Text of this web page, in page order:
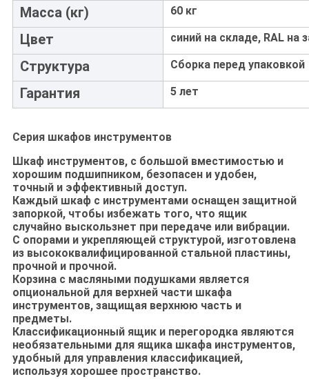
Масса (кг) 60 кг
Цвет синий на складе, RAL на
Структура Сборка перед упаковкой
Гарантия 5 лет
Серия шкафов инструментов
Шкаф инструментов, с большой вместимостью и
хорошим подшипником, безопасен и удобен,
точный и эффективный доступ.
Каждый шкаф с инструментами оснащен защитной
запоркой, чтобы избежать того, что ящик
случайно выскользнет при передаче или вибрации.
С опорами и укрепляющей структурой, изготовлена
из высококвалифицированной стальной пластины,
прочной и прочной.
Корзина с масляными подушками является
опциональной для верхней части шкафа
инструментов, защищая верхнюю часть и
предметы.
Классификационный ящик и перегородка являются
необязательными для ящика шкафа инструментов,
удобный для управления классификацией,
используя хорошее пространство.